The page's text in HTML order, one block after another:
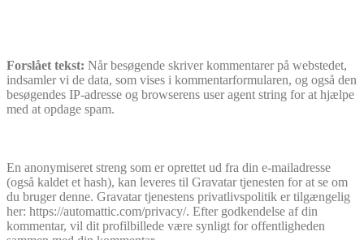
Forslået tekst: Når besøgende skriver kommentarer på webstedet,
indsamler vi de data, som vises i kommentarformularen, og også den
besøgendes IP-adresse og browserens user agent string for at hjælpe
med at opdage spam.
En anonymiseret streng som er oprettet ud fra din e-mailadresse
(også kaldet et hash), kan leveres til Gravatar tjenesten for at se om
du bruger denne. Gravatar tjenestens privatlivspolitik er tilgængelig
her: https://automattic.com/privacy/. Efter godkendelse af din
kommentar, vil dit profilbillede være synligt for offentligheden